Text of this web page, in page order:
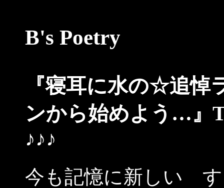
B's Poetry
『寝耳に水の☆追
ンから始めよう…』
♪♪♪
今も記憶に新しい す